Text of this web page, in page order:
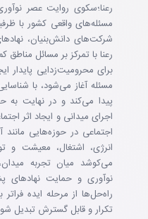
رعنا؛سکوی روایت عصر
مسئله‌های واقعی کشور با
شرکت‌های دانش‌بنیان،
رعنا با تمرکز بر مسائل
برای محرومیت‌زدایی پایدار
مسئله آغاز می‌شود، با
پیدا می‌کند و در نهایت به
اجرای میدانی و ایجاد اثر
اجتماعی در حوزه‌هایی
انرژی، اشتغال، معیشت و
می‌کوشد میان تجربه
نوآوری و حمایت نهادهای
راه‌حل‌ها از مرحله ایده
تکرار و قابل گسترش تبدیل